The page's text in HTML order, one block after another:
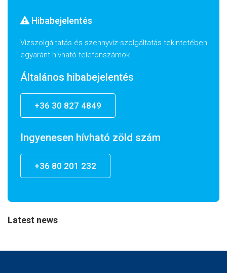
Hibabejelentés
Vízszolgáltatás és szennyvíz-szolgáltatás tekintetében
egyaránt hívható telefonszámok
Általános hibabejelentés
+36 30 827 4849
Ingyenesen hívható zöld szám
+36 80 201 232
Latest news